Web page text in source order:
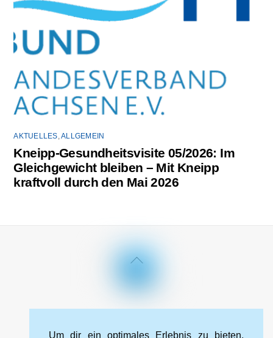
AKTUELLES ,ALLGEMEIN
Kneipp-Gesundheitsvisite 05/2026: Im
Gleichgewicht bleiben – Mit Kneipp
kraftvoll durch den Mai 2026
Back
Top
Cookie-Richtlinie (EU)
Um dir ein optimales Erlebnis zu bieten,